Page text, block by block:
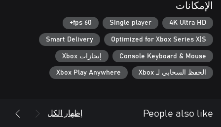
الإمكانات
4K Ultra HD
Single player
60 fps+
Optimized for Xbox Series X|S
Smart Delivery
Console Keyboard & Mouse إنجازات Xbox
الحفظ السحابي لـ Xbox Xbox Play Anywhere
People also like إظهار الكل